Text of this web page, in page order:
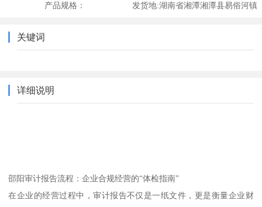
产品规格： 发货地:湖南省湘潭湘潭县易俗河镇
关键词
详细说明
邵阳审计报告流程：企业合规经营的“体检指南”
在企业的经营过程中，审计报告不仅是一纸文件，更是衡量企业财